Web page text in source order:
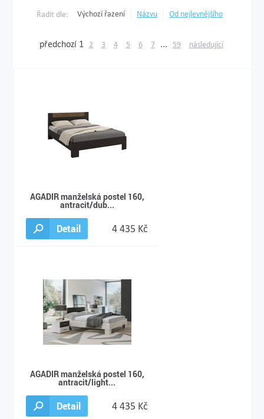
Řadit dle: Výchozí řazení Názvu Od nejlevnějšího
předchozí 1 2 3 4 5 6 7 ... 59 následující
AGADIR manželská postel 160,
antracit/dub...
Detail 4 435 Kč
AGADIR manželská postel 160,
antracit/light...
Detail 4 435 Kč